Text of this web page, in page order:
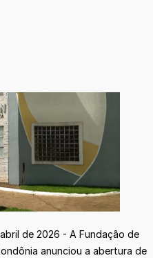
de 2026 - A Fundação de
anunciou a abertura de